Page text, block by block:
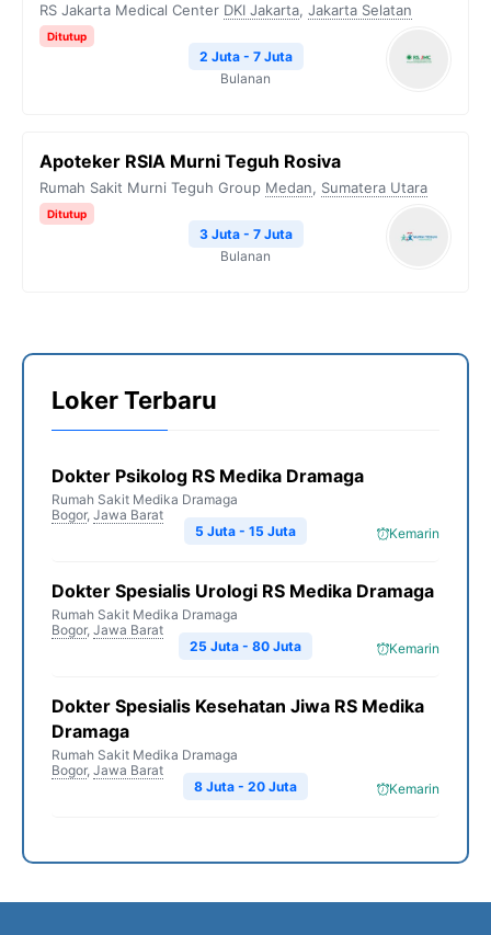
RS Jakarta Medical Center DKI Jakarta, Jakarta Selatan
Ditutup
2 Juta - 7 Juta
Bulanan
Apoteker RSIA Murni Teguh Rosiva
Rumah Sakit Murni Teguh Group Medan, Sumatera Utara
Ditutup
3 Juta - 7 Juta
Bulanan
Loker Terbaru
Dokter Psikolog RS Medika Dramaga
Rumah Sakit Medika Dramaga
Bogor, Jawa Barat
Kemarin
5 Juta - 15 Juta
Dokter Spesialis Urologi RS Medika Dramaga
Rumah Sakit Medika Dramaga
Bogor, Jawa Barat
Kemarin
25 Juta - 80 Juta
Dokter Spesialis Kesehatan Jiwa RS Medika
Dramaga
Rumah Sakit Medika Dramaga
Bogor, Jawa Barat
Kemarin
8 Juta - 20 Juta